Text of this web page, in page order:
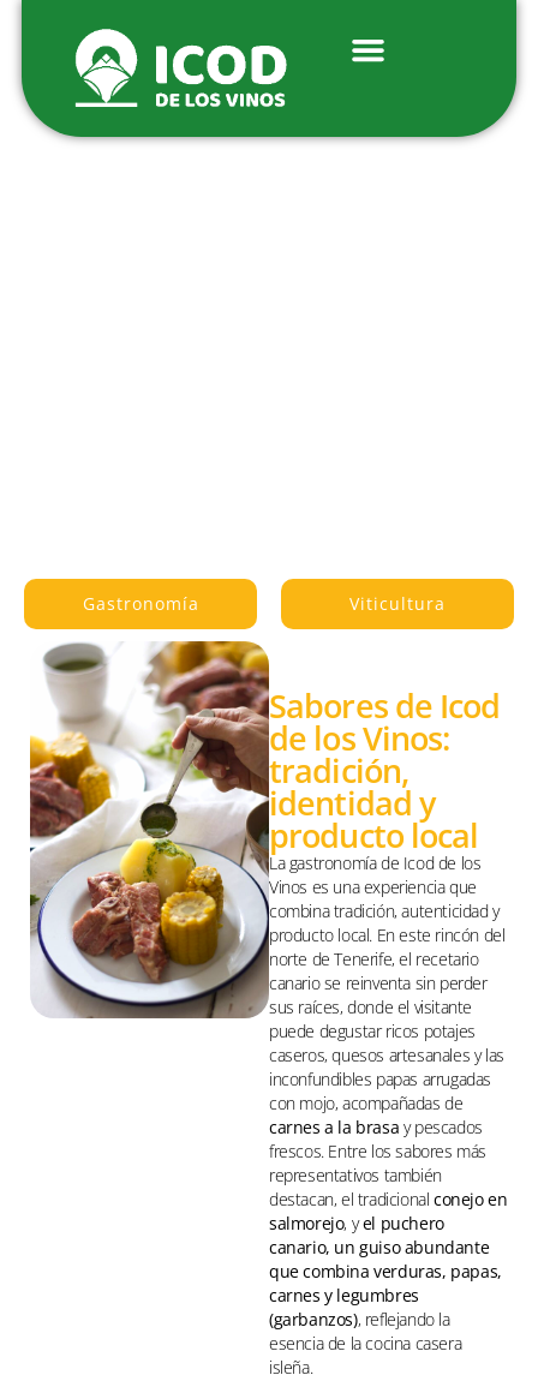
Gastronomía Viticultura
Sabores de Icod
de los Vinos:
tradición,
identidad y
producto local
La gastronomía de Icod de los
Vinos es una experiencia que
combina tradición, autenticidad y
producto local. En este rincón del
norte de Tenerife, el recetario
canario se reinventa sin perder
sus raíces, donde el visitante
puede degustar ricos potajes
caseros, quesos artesanales y las
inconfundibles papas arrugadas
con mojo, acompañadas de
carnes a la brasa y pescados
frescos. Entre los sabores más
representativos también
destacan, el tradicional conejo en
salmorejo, yel puchero
canario, un guiso abundante
que combina verduras, papas,
carnes y legumbres
(garbanzos), reflejando la
esencia de la cocina casera
isleña.